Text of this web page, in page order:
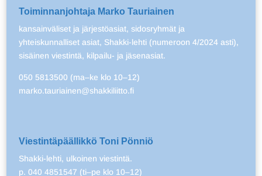
Toiminnanjohtaja Marko Tauriainen
kansainväliset ja järjestöasiat, sidosryhmät ja
yhteiskunnalliset asiat, Shakki-lehti (numeroon 4/2024 asti),
sisäinen viestintä, kilpailu- ja jäsenasiat.
050 5813500 (ma–ke klo 10–12)
marko.tauriainen@shakkiliitto.fi
Viestintäpäällikkö Toni Pönniö
Shakki-lehti, ulkoinen viestintä.
p. 040 4851547 (ti–pe klo 10–12)